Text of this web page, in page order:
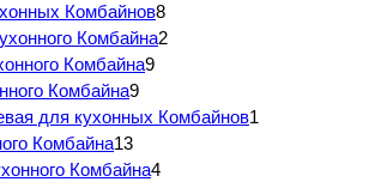
Комбайнов8
Комбайна2
Комбайна9
Комбайна9
для кухонных Комбайнов1
Комбайна13
Комбайна4